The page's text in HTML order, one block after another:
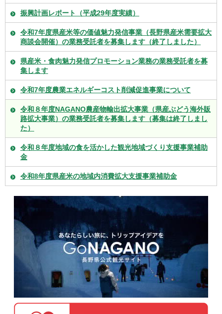
振興計画レポート（平成29年度実績）
令和7年度県産米等の価値魅力発信事業（長野県産米需要拡大
商談会開催）の業務受託者を募集します（終了しました）
県産米・食肉魅力発信プロモーション業務の業務受託者を募
集します
令和7年度農業エネルギーコスト削減促進事業について
令和８年度NAGANO農産物輸出拡大事業（県産ぶどう海外販
路拡大事業）の業務受託者を募集します（募集は終了しまし
た）
令和８年度地域の食を活かした観光地域づくり支援事業補助
金
令和8年度県産米の地域内消費拡大支援事業補助金